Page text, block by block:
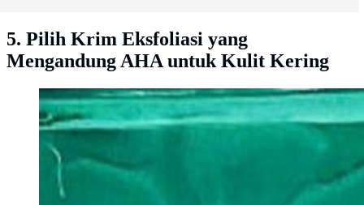
5. Pilih Krim Eksfoliasi yang
Mengandung AHA untuk Kulit Kering